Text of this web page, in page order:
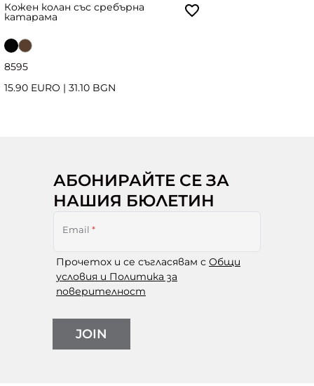
Кожен колан със сребърна
катарама
8595
15.90 EURO | 31.10 BGN
АБОНИРАЙТЕ СЕ ЗА
НАШИЯ БЮЛЕТИН
Email *
Прочетох и се съгласявам с Общи
условия и Политика за
поверителност
JOIN